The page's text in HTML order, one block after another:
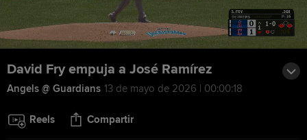
David Fry empuja a José Ramírez
Angels @ Guardians 13 de mayo de 2026 | 00:00:18
Reels Compartir